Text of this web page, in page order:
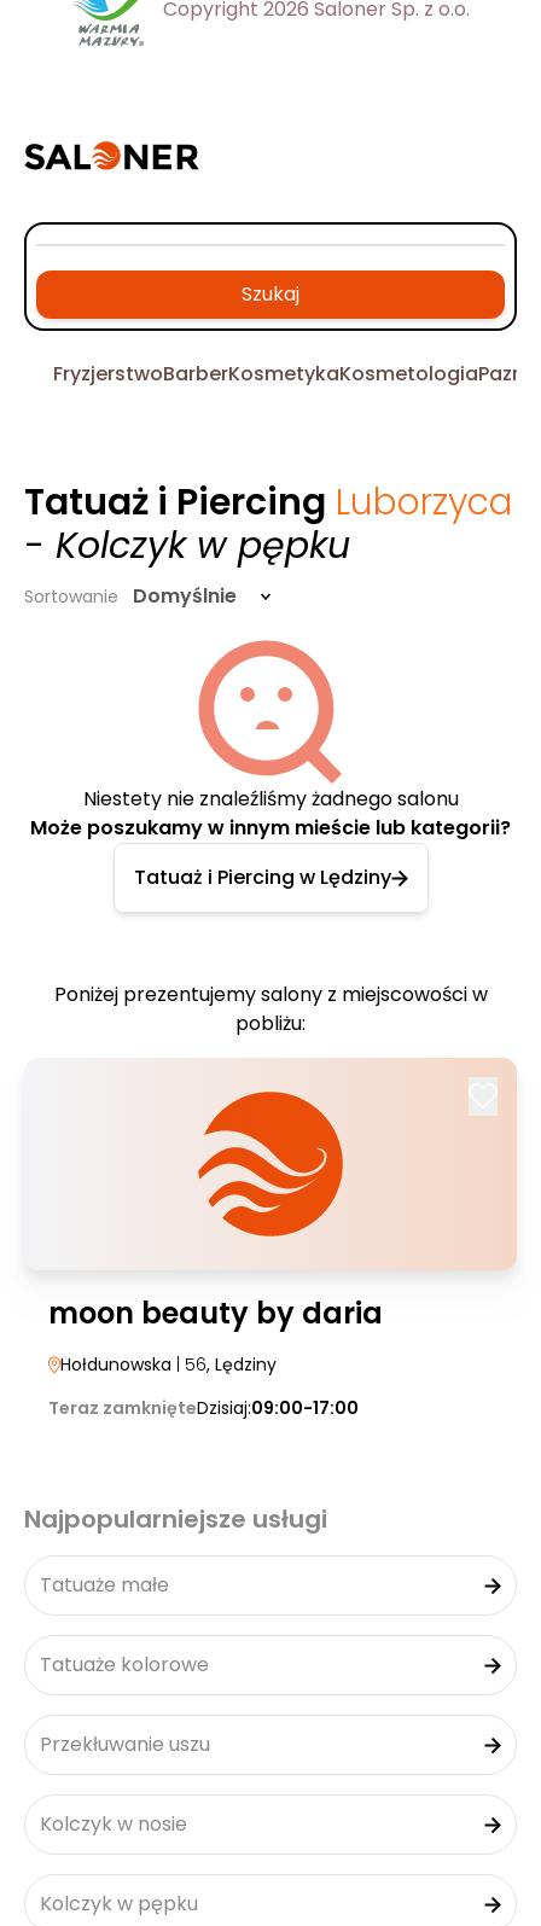
Copyright 2026 Saloner Sp. z o.o.
Szukaj
FryzjerstwoBarberKosmetykaKosmetologia
Tatuaż i Piercing Luborzyca
- Kolczyk w pępku
Sortowanie Domyślnie
Niestety nie znaleźliśmy żadnego salonu
Może poszukamy w innym mieście lub kategorii?
Tatuaż i Piercing w Lędziny
Poniżej prezentujemy salony z miejscowości w
pobliżu:
moon beauty by daria
Hołdunowska | 56, Lędziny
Teraz zamknięteDzisiaj:09:00-17:00
Najpopularniejsze usługi
Tatuaże małe
Tatuaże kolorowe
Przekłuwanie uszu
Kolczyk w nosie
Kolczyk w pępku